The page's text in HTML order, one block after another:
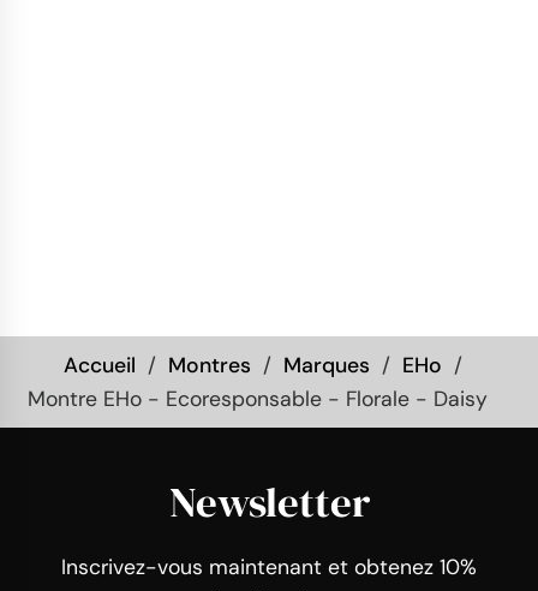
Accueil Montres Marques
EHo
Montre EHo - Ecoresponsable - Florale - Daisy
Newsletter
Inscrivez-vous maintenant et obtenez 10%